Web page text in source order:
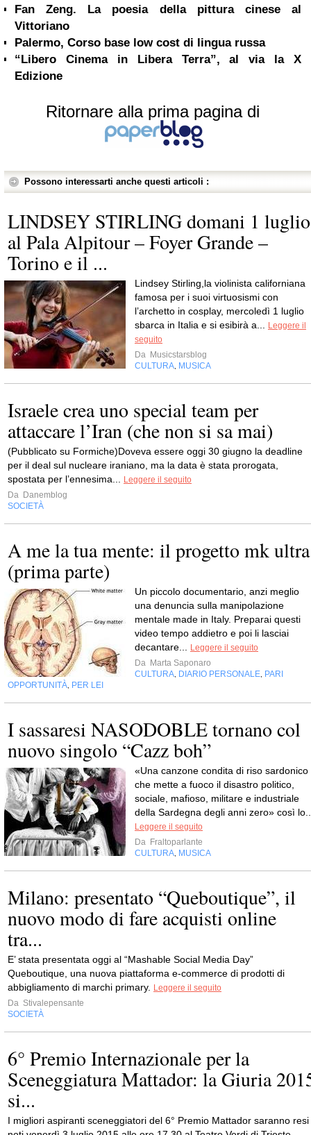
Fan Zeng. La poesia della pittura cinese al
Vittoriano
Palermo, Corso base low cost di lingua russa
“Libero Cinema in Libera Terra”, al via la X
Edizione
Ritornare alla prima pagina di
Possono interessarti anche questi articoli :
LINDSEY STIRLING domani 1 luglio
al Pala Alpitour – Foyer Grande –
Torino e il ...
Lindsey Stirling,la violinista californiana
famosa per i suoi virtuosismi con
l’archetto in cosplay, mercoledì 1 luglio
sbarca in Italia e si esibirà a...
Leggere il
seguito
Da Musicstarsblog
CULTURA MUSICA
Israele crea uno special team per
attaccare l’Iran (che non si sa mai)
(Pubblicato su Formiche)Doveva essere oggi 30 giugno la deadline
per il deal sul nucleare iraniano, ma la data è stata prorogata,
spostata per l’ennesima...
Leggere il seguito
Da Danemblog
SOCIETÀ
A me la tua mente: il progetto mk ultra
(prima parte)
Un piccolo documentario, anzi meglio
una denuncia sulla manipolazione
mentale made in Italy. Preparai questi
video tempo addietro e poi li lasciai
decantare...
Leggere il seguito
Da Marta Saponaro
CULTURA DIARIO PERSONALE PARI
OPPORTUNITÀ PER LEI
I sassaresi NASODOBLE tornano col
nuovo singolo “Cazz boh”
«Una canzone condita di riso sardonico
che mette a fuoco il disastro politico,
sociale, mafioso, militare e industriale
della Sardegna degli anni zero» così
Leggere il seguito
Da Fraltoparlante
CULTURA MUSICA
Milano: presentato “Queboutique”, il
nuovo modo di fare acquisti online
tra...
E’ stata presentata oggi al “Mashable Social Media Day”
Queboutique, una nuova piattaforma e-commerce di prodotti di
abbigliamento di marchi primary. Leggere il seguito
Da Stivalepensante
SOCIETÀ
6° Premio Internazionale per la
Sceneggiatura Mattador: la Giuria
si...
I migliori aspiranti sceneggiatori del 6° Premio Mattador saranno resi